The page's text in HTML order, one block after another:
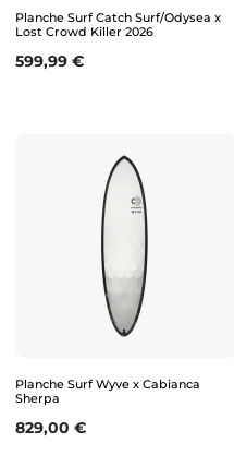
Planche Surf Catch Surf/Odysea x
Lost Crowd Killer 2026
Prix
599,99 €
Planche Surf Wyve x Cabianca
Sherpa
Prix
829,00 €